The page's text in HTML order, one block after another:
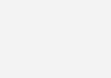
150-A / 151-A
Wärmeerzeugung
Wärmepumpe